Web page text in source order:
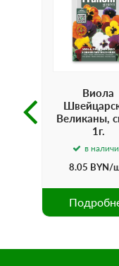
Виола
Великаны,
1г.
в
8.05 BYN/